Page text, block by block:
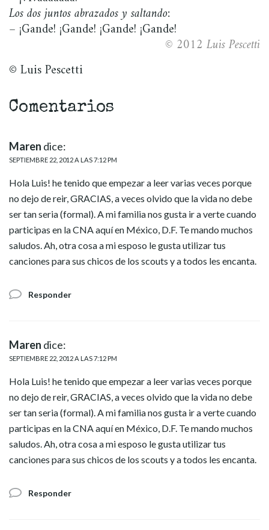
Los dos juntos abrazados y saltando:
– ¡Gande! ¡Gande! ¡Gande! ¡Gande!
© 2012 Luis Pescetti
© Luis Pescetti
Comentarios
Maren dice:
SEPTIEMBRE 22, 2012 A LAS 7:12 PM
Hola Luis! he tenido que empezar a leer varias veces porque
no dejo de reir, GRACIAS, a veces olvido que la vida no debe
ser tan seria (formal). A mi familia nos gusta ir a verte cuando
participas en la CNA aquí en México, D.F. Te mando muchos
saludos. Ah, otra cosa a mi esposo le gusta utilizar tus
canciones para sus chicos de los scouts y a todos les encanta.
Responder
Maren dice:
SEPTIEMBRE 22, 2012 A LAS 7:12 PM
Hola Luis! he tenido que empezar a leer varias veces porque
no dejo de reir, GRACIAS, a veces olvido que la vida no debe
ser tan seria (formal). A mi familia nos gusta ir a verte cuando
participas en la CNA aquí en México, D.F. Te mando muchos
saludos. Ah, otra cosa a mi esposo le gusta utilizar tus
canciones para sus chicos de los scouts y a todos les encanta.
Responder